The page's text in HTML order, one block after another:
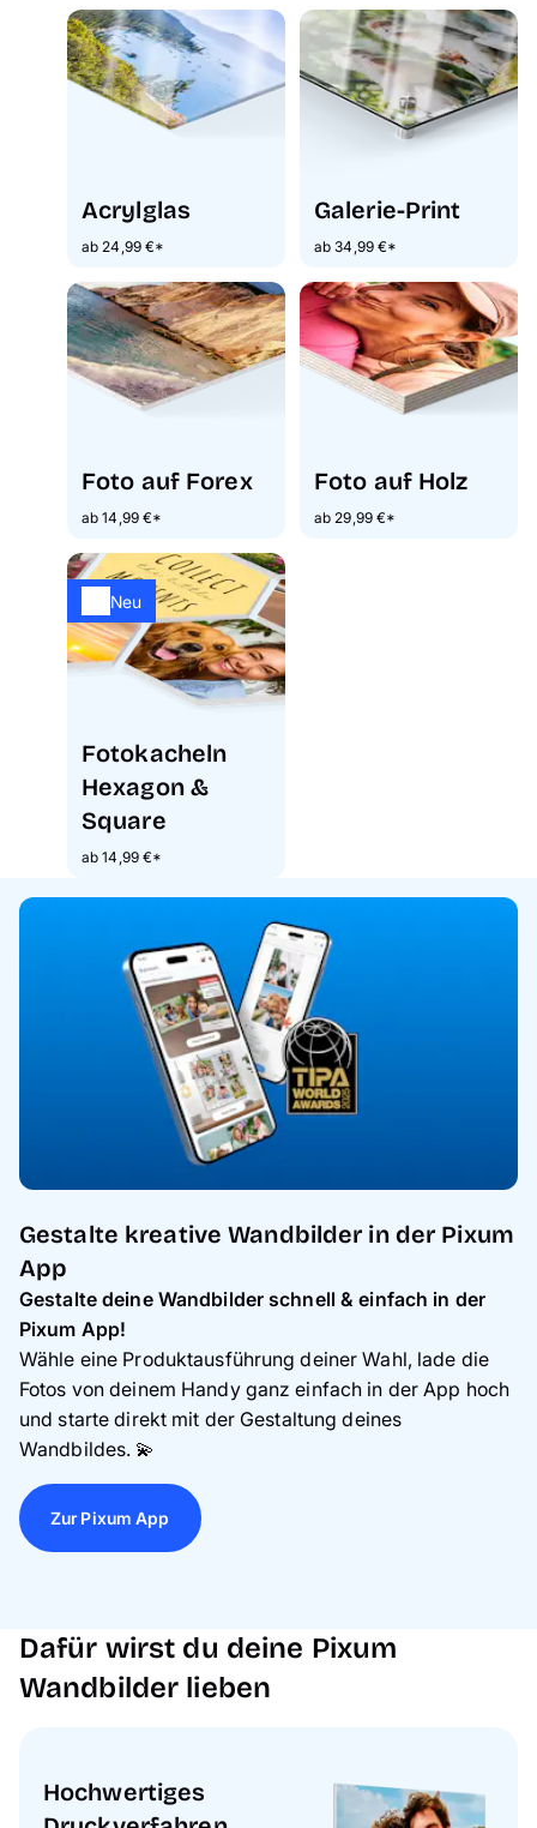
Acrylglas
ab 24,99 €*
Galerie-Print
ab 34,99 €*
Foto auf Forex
ab 14,99 €*
Foto auf Holz
ab 29,99 €*
Neu
Fotokacheln
Hexagon &
Square
ab 14,99 €*
Gestalte kreative Wandbilder in der Pixum
App
Gestalte deine Wandbilder schnell & einfach in der
Pixum App!
Wähle eine Produktausführung deiner Wahl, lade die
Fotos von deinem Handy ganz einfach in der App hoch
und starte direkt mit der Gestaltung deines
Wandbildes. 💫
Zur Pixum App
Dafür wirst du deine Pixum
Wandbilder lieben
Hochwertiges